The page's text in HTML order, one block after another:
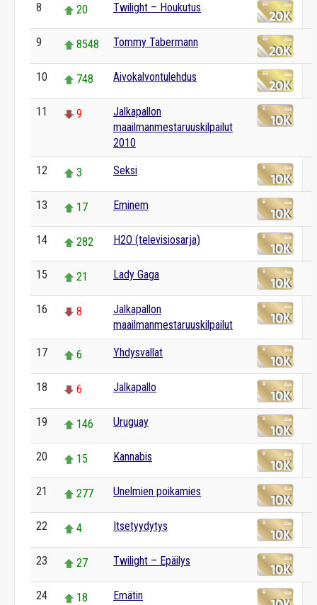
8 20 Twilight – Houkutus
9 8548 Tommy Tabermann
10 748 Aivokalvontulehdus
11 9
Jalkapallon
maailmanmestaruuskilpailut
2010
12 3 Seksi
13 17 Eminem
14 282 H2O (televisiosarja)
15 21 Lady Gaga
16 8
Jalkapallon
maailmanmestaruuskilpailut
17 6 Yhdysvallat
18 6 Jalkapallo
19 146 Uruguay
20 15 Kannabis
21 277 Unelmien poikamies
22 4 Itsetyydytys
23 27 Twilight – Epäilys
24 18 Emätin